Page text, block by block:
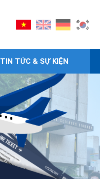
TIN TỨC & SỰ KIỆN